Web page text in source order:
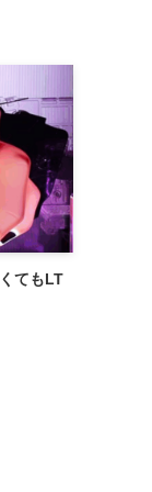
てもLT